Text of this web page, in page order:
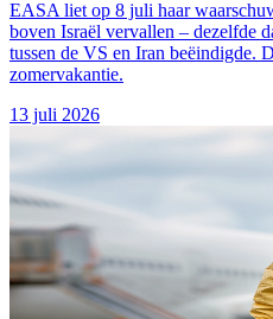
EASA liet op 8 juli haar
boven Israël vervallen – dezelfde
tussen de VS en Iran beëindigde.
zomervakantie.
13 juli 2026